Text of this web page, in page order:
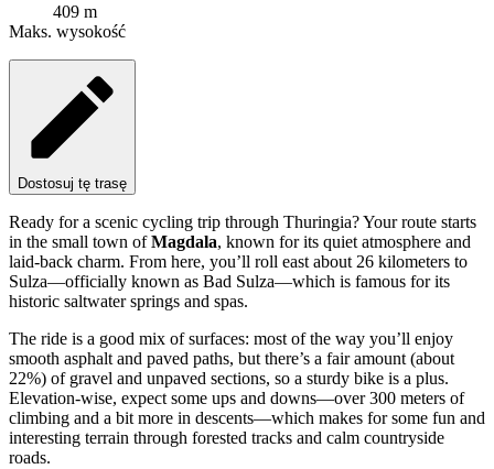
409 m
Maks. wysokość
Dostosuj tę trasę
Ready for a scenic cycling trip through Thuringia? Your route starts
in the small town ofMagdala, known for its quiet atmosphere and
laid-back charm. From here, you’ll roll east about 26 kilometers to
Sulza—officially known as Bad Sulza—which is famous for its
historic saltwater springs and spas.
The ride is a good mix of surfaces: most of the way you’ll enjoy
smooth asphalt and paved paths, but there’s a fair amount (about
22%) of gravel and unpaved sections, so a sturdy bike is a plus.
Elevation-wise, expect some ups and downs—over 300 meters of
climbing and a bit more in descents—which makes for some fun and
interesting terrain through forested tracks and calm countryside
roads.